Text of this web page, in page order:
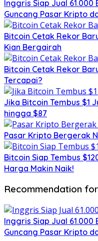
Inggris Siap Jual 61.000
Guncang Pasar Kripto
Bitcoin Cetak Rekor
Kian Bergairah
Bitcoin Cetak Rekor
Tercapai?
Jika Bitcoin Tembus $1
hingga $87
Pasar Kripto Bergerak
Bitcoin Siap Tembus
Harga Makin Naik!
Recommendation
Inggris Siap Jual 61.000
Guncang Pasar Kripto